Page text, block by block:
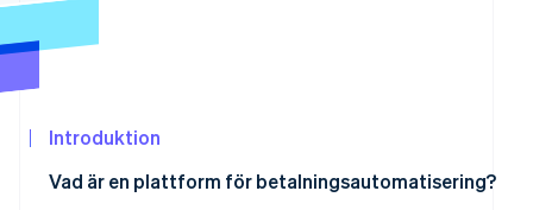
Identitetsverifiering online
Titta nu
Introduktion
Vad är en plattform för betalningsautomatisering?